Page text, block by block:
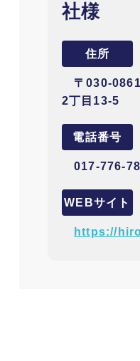
社様
住所
〒030-
2丁目13-5
電話番号
017-776-
WEBサイト
https://